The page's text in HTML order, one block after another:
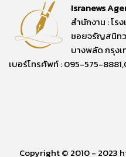
Isranews
สำนักงาน : โร
ซอยจรัญสนิทว
บางพลัด กรุง
เบอร์โทรศัพท์ : 095-575-
Copyright © 2010 - 2023